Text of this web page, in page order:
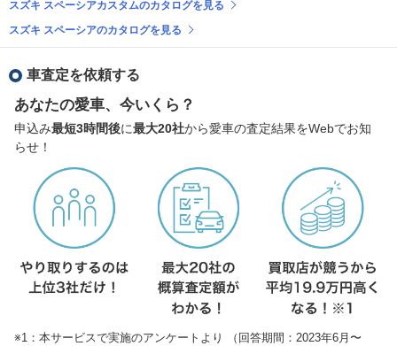
スズキ スペーシアカスタムのカタログを見る
スズキ スペーシアのカタログを見る
車査定を依頼する
あなたの愛車、今いくら？
申込み最短3時間後に最大20社から愛車の査定結果をWebでお知
らせ！
※1：本サービスで実施のアンケートより （回答期間：2023年6月〜